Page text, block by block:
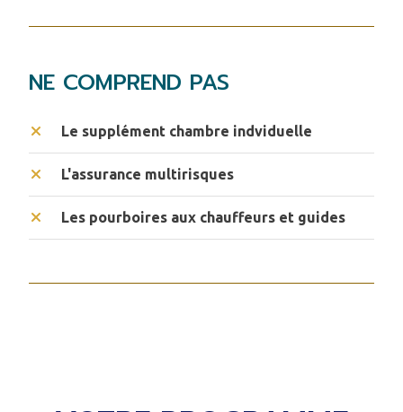
NE COMPREND PAS
Le supplément chambre indviduelle
L'assurance multirisques
Les pourboires aux chauffeurs et guides